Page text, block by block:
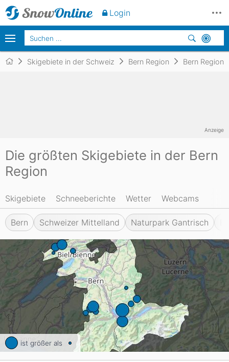
Skigebiete in der Schweiz Bern Region Bern Region
Die größten Skigebiete in der Bern
Region
Skigebiete Schneeberichte Wetter Webcams
Bern Schweizer Mittelland Naturpark Gantrisch
ist größer als
Anzeige
Login